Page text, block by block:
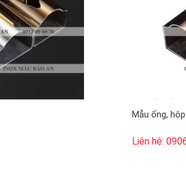
Mẫu ống,
Liên hệ: